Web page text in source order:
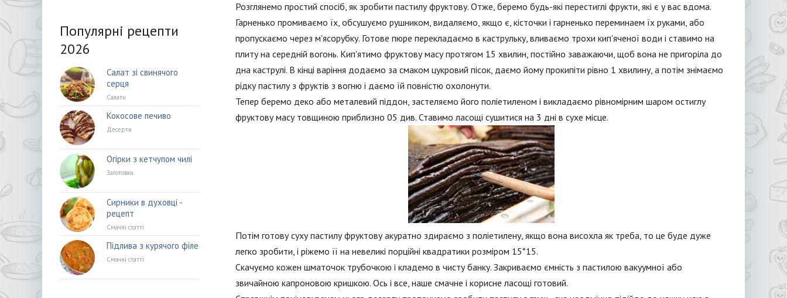
Розглянемо простий спосіб, як зробити пастилу фруктову. Отже, беремо будь-які перестиглі фрукти, які є у вас вдома.
Гарненько промиваємо їх, обсушуємо рушником, видаляємо, якщо є, кісточки і гарненько переминаем їх руками, або
пропускаємо через м'ясорубку. Готове пюре перекладаємо в каструльку, вливаємо трохи кип'яченої води і ставимо на
плиту на середній вогонь. Кип'ятимо фруктову масу протягом 15 хвилин, постійно заважаючи, щоб вона не пригоріла до
дна каструлі. В кінці варіння додаємо за смаком цукровий пісок, даємо йому прокипіти рівно 1 хвилину, а потім знімаємо
рідку пастилу з фруктів з вогню і даємо їй повністю охолонути.
Тепер беремо деко або металевий піддон, застеляємо його поліетиленом і викладаємо рівномірним шаром остиглу
фруктову масу товщиною приблизно 05 див. Ставимо ласощі сушитися на 3 дні в сухе місце.
Потім готову суху пастилу фруктову акуратно здираємо з поліетилену, якщо вона висохла як треба, то це буде дуже
легко зробити, і ріжемо її на невеликі порційні квадратики розміром 15*15.
Скачуємо кожен шматочок трубочкою і кладемо в чисту банку. Закриваємо ємність з пастилою вакуумної або
звичайною капроновою кришкою. Ось і все, наше смачне і корисне ласощі готовий.
Популярні рецепти
2026
Салат зі свинячого
серця
Салати
Кокосове печиво
Десерти
Огірки з кетчупом чилі
Заготовки
Сирники в духовці -
рецепт
Смачні статті
Підлива з курячого філе
Смачні статті